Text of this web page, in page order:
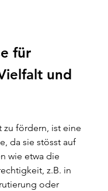
für
und
zu fördern, ist eine
da sie stösst auf
wie etwa die
z.B. in
oder